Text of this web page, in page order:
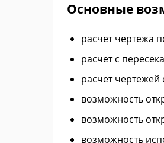
Основные
расчет чертежа
расчет с
расчет
возможность
возможность
возможность